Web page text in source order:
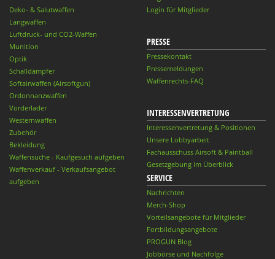
Deko- & Salutwaffen
Langwaffen
Luftdruck- und CO2-Waffen
Munition
Optik
Schalldämpfer
Softairwaffen (Airsoftgun)
Ordonnanzwaffen
Vorderlader
Westernwaffen
Zubehör
Bekleidung
Waffensuche - Kaufgesuch aufgeben
Waffenverkauf - Verkaufsangebot
aufgeben
Login für Mitglieder
PRESSE
Pressekontakt
Pressemeldungen
Waffenrechts-FAQ
INTERESSENVERTRETUNG
Interessenvertretung & Positionen
Unsere Lobbyarbeit
Fachausschuss Airsoft & Paintball
Gesetzgebung im Überblick
SERVICE
Nachrichten
Merch-Shop
Vorteilsangebote für Mitglieder
Fortbildungsangebote
PROGUN Blog
Jobbörse und Nachfolge